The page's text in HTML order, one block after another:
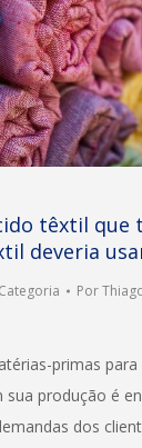
têxtil que
deveria
Por
primas
produção é
dos